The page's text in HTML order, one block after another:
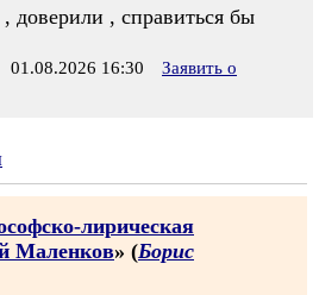
доверили , справиться бы
01.08.2026 16:30
Заявить о
лирическая
Маленков» (Борис